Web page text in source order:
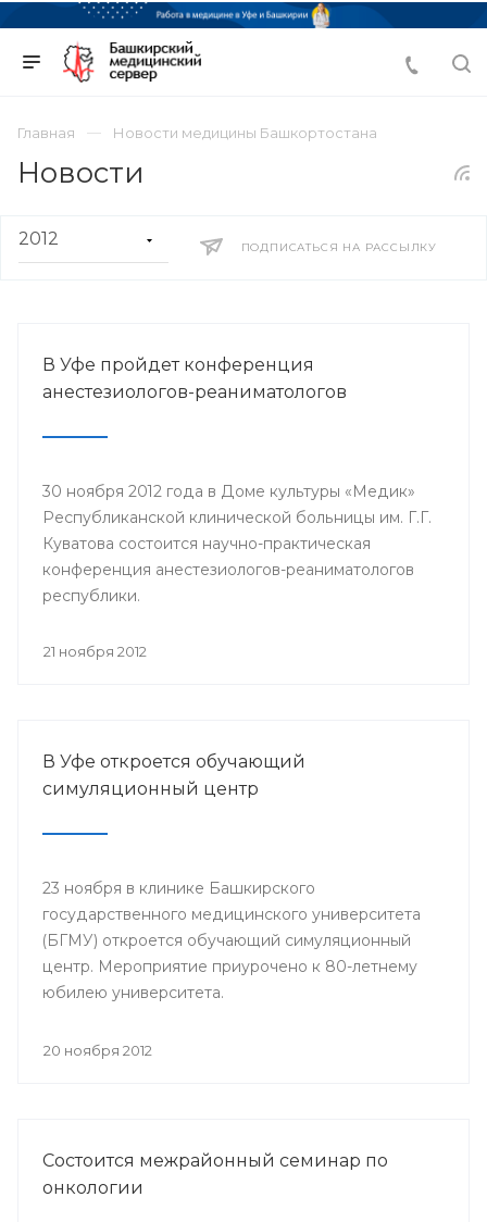
Главная Новости медицины Башкортостана
Новости
ПОДПИСАТЬСЯ НА РАССЫЛКУ
В Уфе пройдет конференция
анестезиологов-реаниматологов
30 ноября 2012 года в Доме культуры «Медик»
Республиканской клинической больницы им. Г.Г.
Куватова состоится научно-практическая
конференция анестезиологов-реаниматологов
республики.
21 ноября 2012
В Уфе откроется обучающий
симуляционный центр
23 ноября в клинике Башкирского
государственного медицинского университета
(БГМУ) откроется обучающий симуляционный
центр. Мероприятие приурочено к 80-летнему
юбилею университета.
20 ноября 2012
Состоится межрайонный семинар по
онкологии